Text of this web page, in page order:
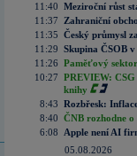
11:40 Meziroční růst
11:37
Zahraniční
11:35 Český průmysl
11:29 Skupina ČSOB
11:26 Paměťový
10:27 PREVIEW:
knihy
8:43 Rozbřesk:
8:40 ČNB rozhodne
6:08
Apple není AI
05.08.2026